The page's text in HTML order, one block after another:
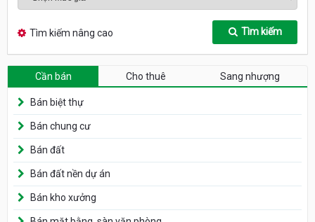
Tìm kiếm nâng cao Tìm kiếm
Cần bán Cho thuê Sang nhượng
Bán biệt thự
Bán chung cư
Bán đất
Bán đất nền dự án
Bán kho xưởng